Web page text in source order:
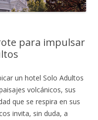
para impulsar
un hotel Solo Adultos
volcánicos, sus
que se respira en sus
invita, sin duda, a